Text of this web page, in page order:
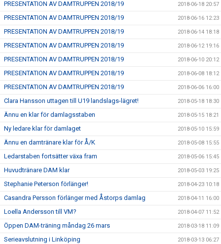
PRESENTATION AV DAMTRUPPEN 2018/19 2018-06-18 20:57
PRESENTATION AV DAMTRUPPEN 2018/19 2018-06-16 12:23
PRESENTATION AV DAMTRUPPEN 2018/19 2018-06-14 18:18
PRESENTATION AV DAMTRUPPEN 2018/19 2018-06-12 19:16
PRESENTATION AV DAMTRUPPEN 2018/19 2018-06-10 20:12
PRESENTATION AV DAMTRUPPEN 2018/19 2018-06-08 18:12
PRESENTATION AV DAMTRUPPEN 2018/19 2018-06-06 16:00
Clara Hansson uttagen till U19 landslags-lägret! 2018-05-18 18:30
Ännu en klar för damlagsstaben 2018-05-15 18:21
Ny ledare klar för damlaget 2018-05-10 15:59
Ännu en damtränare klar för Å/K 2018-05-08 15:55
Ledarstaben fortsätter växa fram 2018-05-06 15:45
Huvudtränare DAM klar 2018-05-03 19:25
Stephanie Peterson förlänger! 2018-04-23 10:18
Casandra Persson förlänger med Åstorps damlag 2018-04-11 16:00
Loella Andersson till VM? 2018-04-07 11:52
Öppen DAM-träning måndag 26 mars 2018-03-18 11:09
Serieavslutning i Linköping 2018-03-13 06:27